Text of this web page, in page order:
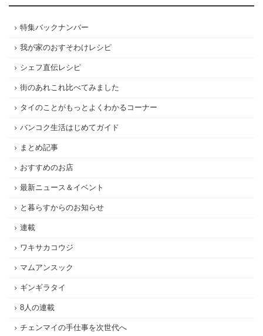
特集バックナンバー
我が家のおすそわけレシピ
シェフ直伝レシピ
街のあれこれ比べてみました
タイのことがもっとよくわかるコーナー
バンコク生活はじめてガイド
まとめ記事
おすすめのお店
最新ニュース＆イベント
と暮らすからのお知らせ
連載
ワキサカコウジ
マムアンスック
ギンギラタイ
8人の連載
チェンマイの手仕事を次世代へ